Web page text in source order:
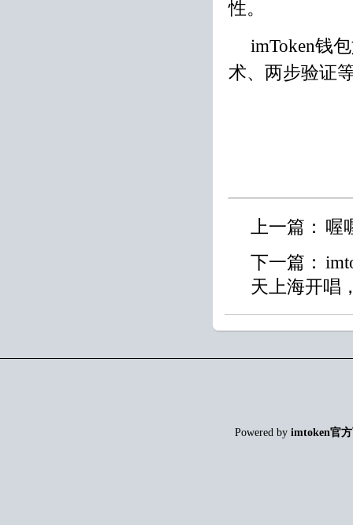
性。
imToken钱
术、两步验证
上一篇： 喔
下一篇：
天上海开唱
Powered by imtoken官